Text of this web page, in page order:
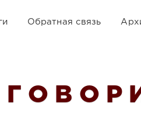
Обратная связь
О В О Р